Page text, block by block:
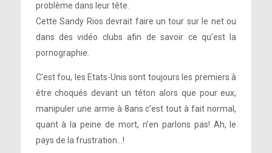
problème dans leur tête.
Cette Sandy Rios devrait faire un tour sur le net ou
dans des vidéo clubs afin de savoir ce qu’est la
pornographie.
C’est fou, les Etats-Unis sont toujours les premiers à
être choqués devant un téton alors que pour eux,
manipuler une arme à 8ans c’est tout à fait normal,
quant à la peine de mort, n’en parlons pas! Ah, le
pays de la frustration…!